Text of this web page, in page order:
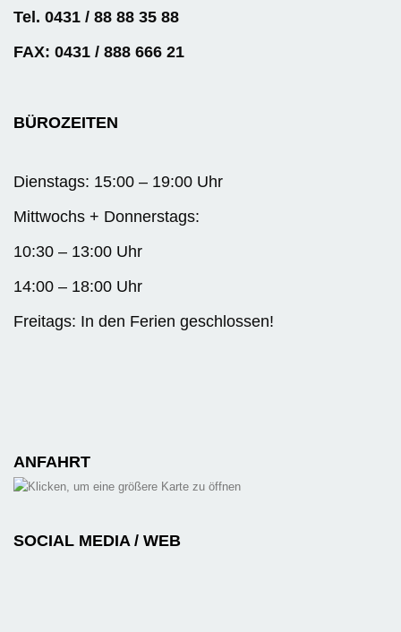
Tel. 0431 / 88 88 35 88
FAX: 0431 / 888 666 21
BÜROZEITEN
Dienstags: 15:00 – 19:00 Uhr
Mittwochs + Donnerstags:
10:30 – 13:00 Uhr
14:00 – 18:00 Uhr
Freitags: In den Ferien geschlossen!
ANFAHRT
SOCIAL MEDIA / WEB